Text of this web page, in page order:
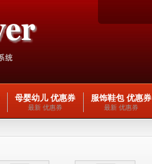
母婴幼儿 优惠券
最新 优惠券
服饰鞋包 优惠券
最新 优惠券